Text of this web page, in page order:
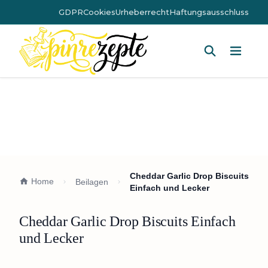
GDPRCookiesUrheberrechtHaftungsausschluss
Home Beilagen
Cheddar Garlic Drop Biscuits
Einfach und Lecker
Cheddar Garlic Drop Biscuits Einfach
und Lecker